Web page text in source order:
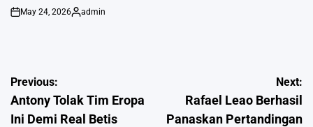
on
May 24, 2026
Posted
admin
Post
navigation
Previous:
Antony Tolak Tim Eropa
Ini Demi Real Betis
Next:
Rafael Leao Berhasil
Panaskan Pertandingan